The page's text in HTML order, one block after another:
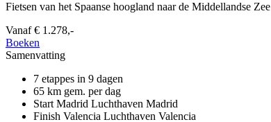
Fietsen van het Spaanse hoogland naar de Middellandse Zee
Vanaf € 1.278,-
Boeken
Samenvatting
7 etappes in 9 dagen
65 km gem. per dag
Start Madrid Luchthaven Madrid
Finish Valencia Luchthaven Valencia